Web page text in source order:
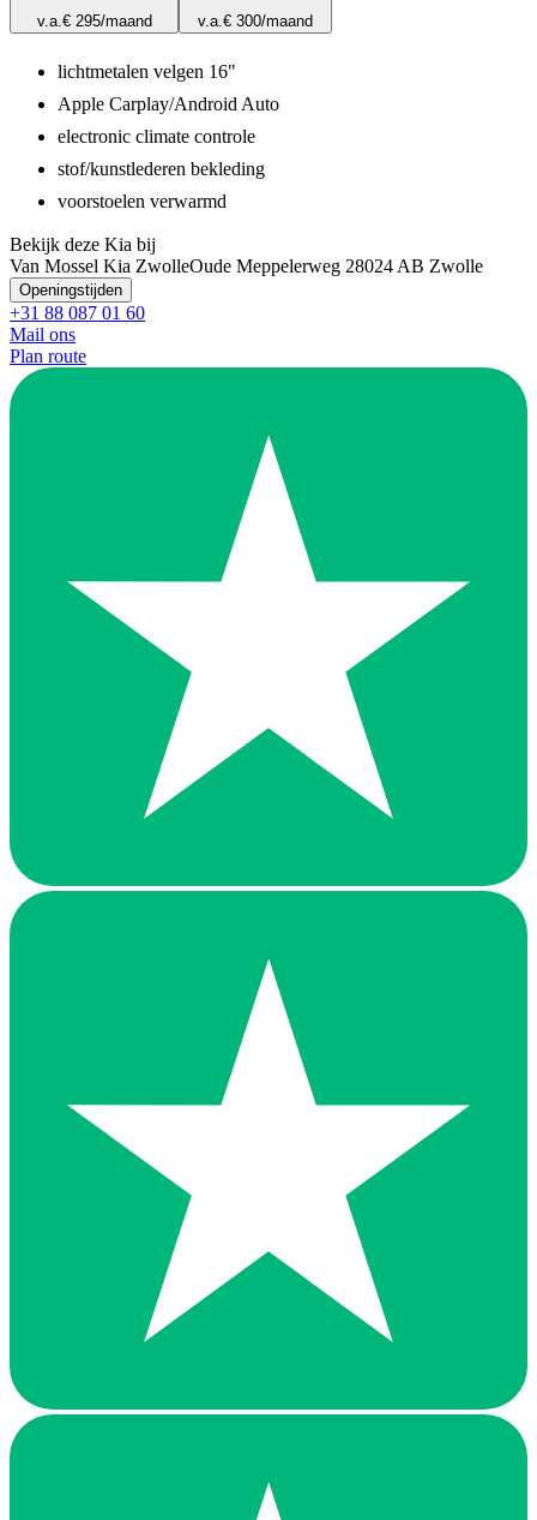
v.a.€ 295/maand
v.a.€ 300/maand
lichtmetalen velgen 16"
Apple Carplay/Android Auto
electronic climate controle
stof/kunstlederen bekleding
voorstoelen verwarmd
Bekijk deze Kia bij
Van Mossel Kia ZwolleOude Meppelerweg 28024 AB Zwolle
Openingstijden
+31 88 087 01 60
Mail ons
Plan route